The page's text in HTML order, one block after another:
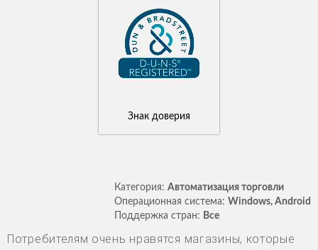
Знак доверия
Категория: Автоматизация торговли
Операционная система: Windows, Android
Поддержка стран: Все
Потребителям очень нравятся магазины, которые